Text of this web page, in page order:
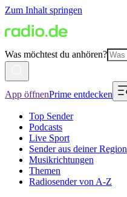
Zum Inhalt springen
Was möchtest du anhören?
App öffnenPrime entdecken
Top Sender
Podcasts
Live Sport
Sender aus deiner Region
Musikrichtungen
Themen
Radiosender von A-Z